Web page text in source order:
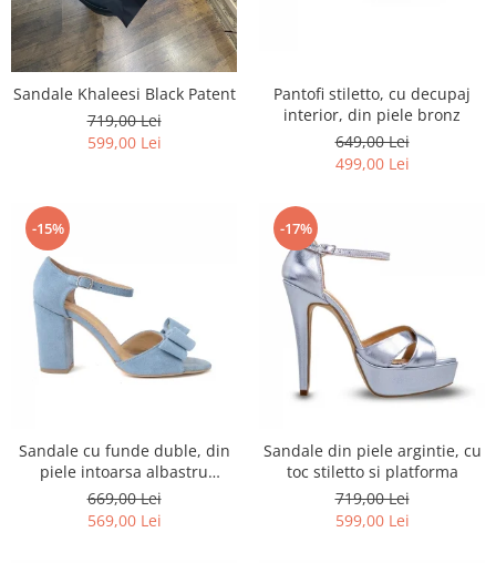
Posete
Rucsac
Plic
Mov
Visiniu
Maro
Sandale Khaleesi Black Patent
719,00 Lei
599,00 Lei
Pantofi stiletto, cu decupaj
interior, din piele bronz
649,00 Lei
499,00 Lei
-15%
Sandale cu funde duble, din
piele intoarsa albastru
deschis
669,00 Lei
569,00 Lei
-17%
Sandale din piele argintie, cu
toc stiletto si platforma
719,00 Lei
599,00 Lei